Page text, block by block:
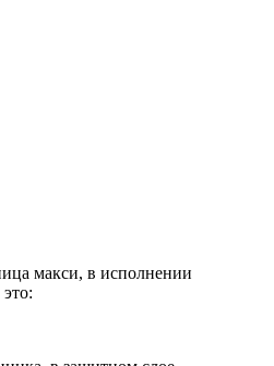
макси, в исполнении